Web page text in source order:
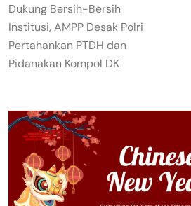
Dukung Bersih-Bersih
Institusi, AMPP Desak Polri
Pertahankan PTDH dan
Pidanakan Kompol DK